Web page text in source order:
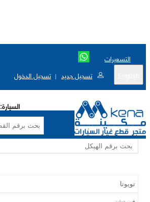
التسعيرات
تسجيل جديد | تسجيل الدخول
السيارة: